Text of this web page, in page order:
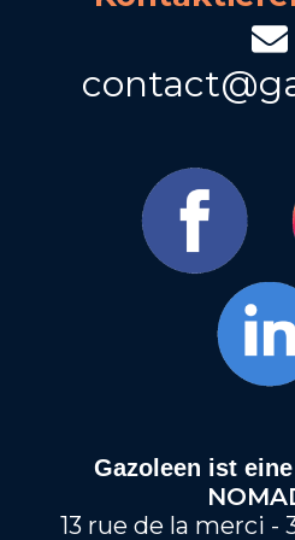
Gazoleen ist
13 rue de la merci -